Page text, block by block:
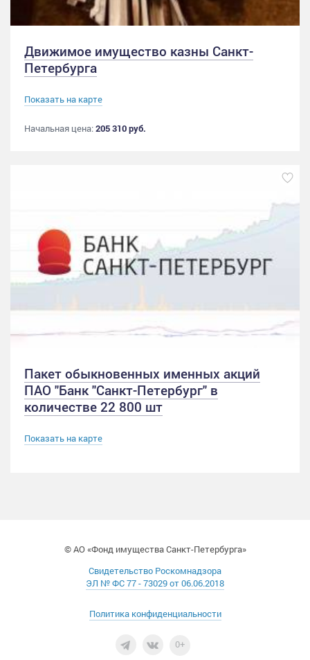
Движимое имущество казны Санкт-
Петербурга
Показать на карте
Начальная цена:205 310 руб.
Пакет обыкновенных именных акций
ПАО "Банк "Санкт-Петербург" в
количестве 22 800 шт
Показать на карте
© АО «Фонд имущества Санкт-Петербурга»
Свидетельство Роскомнадзора
ЭЛ № ФС 77 - 73029 от 06.06.2018
Политика конфиденциальности
0+